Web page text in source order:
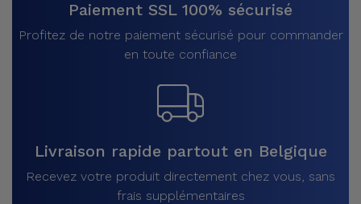
Paiement SSL 100% sécurisé
Profitez de notre paiement sécurisé pour commander
en toute confiance
Livraison rapide partout en Belgique
Recevez votre produit directement chez vous, sans
frais supplémentaires